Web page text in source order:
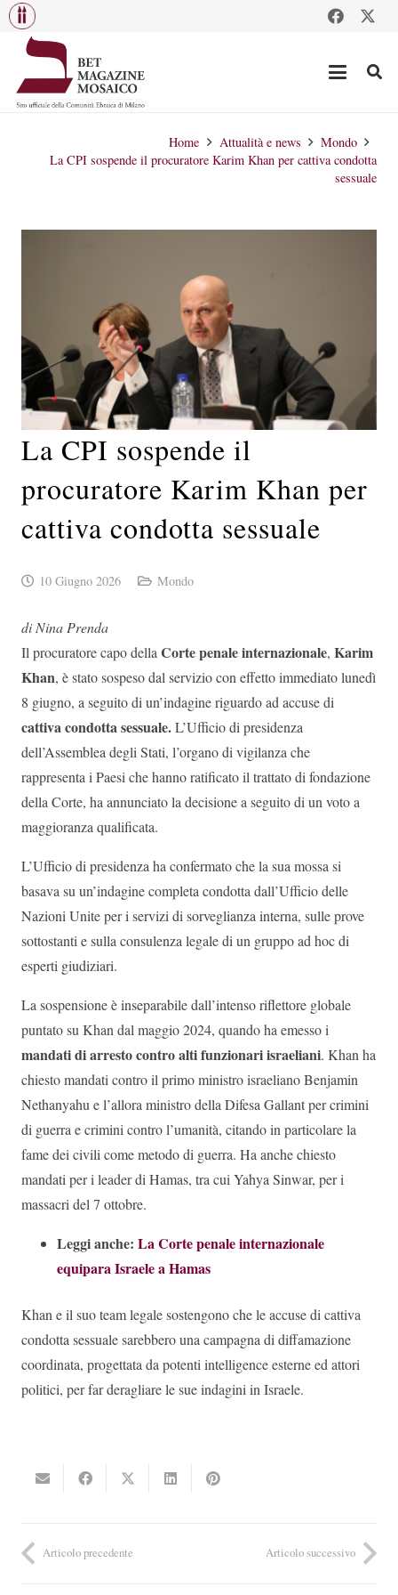
Home Attualità e news
Mondo
La CPI sospende il procuratore Karim Khan per cattiva condotta
sessuale
La CPI sospende il
procuratore Karim Khan per
cattiva condotta sessuale
10 Giugno 2026 Mondo
di Nina Prenda
Il procuratore capo dellaCorte penale internazionale, Karim
Khan, è stato sospeso dal servizio con effetto immediato lunedì
8 giugno, a seguito di un’indagine riguardo ad accuse di
cattiva condotta sessuale.L’Ufficio di presidenza
dell’Assemblea degli Stati, l’organo di vigilanza che
rappresenta i Paesi che hanno ratificato il trattato di fondazione
della Corte, ha annunciato la decisione a seguito di un voto a
maggioranza qualificata.
L’Ufficio di presidenza ha confermato che la sua mossa si
basava su un’indagine completa condotta dall’Ufficio delle
Nazioni Unite per i servizi di sorveglianza interna, sulle prove
sottostanti e sulla consulenza legale di un gruppo ad hoc di
esperti giudiziari.
La sospensione è inseparabile dall’intenso riflettore globale
puntato su Khan dal maggio 2024, quando ha emesso i
mandati di arresto contro alti funzionari israeliani. Khan ha
chiesto mandati contro il primo ministro israeliano Benjamin
Nethanyahu e l’allora ministro della Difesa Gallant per crimini
di guerra e crimini contro l’umanità, citando in particolare la
fame dei civili come metodo di guerra. Ha anche chiesto
mandati per i leader di Hamas, tra cui Yahya Sinwar, per i
massacri del 7 ottobre.
Leggi anche: La Corte penale internazionale
equipara Israele a Hamas
Khan e il suo team legale sostengono che le accuse di cattiva
condotta sessuale sarebbero una campagna di diffamazione
coordinata, progettata da potenti intelligence esterne ed attori
politici, per far deragliare le sue indagini in Israele.
Articolo precedente Articolo successivo